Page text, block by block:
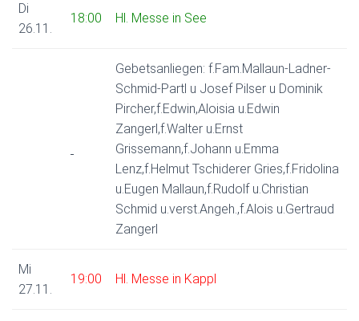
Di
26.11.
18:00 Hl. Messe in See
Gebetsanliegen: f.Fam.Mallaun-Ladner-
Schmid-Partl u Josef Pilser u Dominik
Pircher,f.Edwin,Aloisia u.Edwin
Zangerl,f.Walter u.Ernst
Grissemann,f.Johann u.Emma
Lenz,f.Helmut Tschiderer Gries,f.Fridolina
u.Eugen Mallaun,f.Rudolf u.Christian
Schmid u.verst.Angeh.,f.Alois u.Gertraud
Zangerl
Mi
27.11.
19:00 Hl. Messe in Kappl